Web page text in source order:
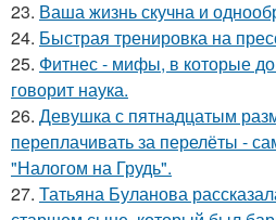
23. Ваша жизнь скучна и
24. Быстрая тренировка на
25. Фитнес - мифы, в которые до
говорит наука.
26. Девушка с пятнадцатым
переплачивать за перелёты -
"Налогом на Грудь".
27. Татьяна Буланова